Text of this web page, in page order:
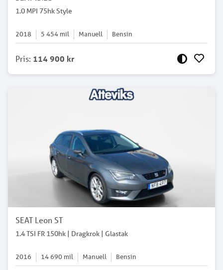
1.0 MPI 75hk Style
2018 5 454 mil Manuell Bensin
Pris: 114 900 kr
SEAT Leon ST
1.4 TSI FR 150hk | Dragkrok | Glastak
2016 14 690 mil Manuell Bensin